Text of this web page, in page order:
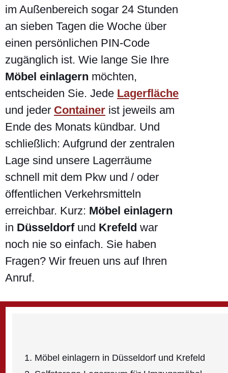
im Außenbereich sogar 24 Stunden
an sieben Tagen die Woche über
einen persönlichen PIN-Code
zugänglich ist. Wie lange Sie Ihre
Möbel einlagern möchten,
entscheiden Sie. Jede Lagerfläche
und jeder Container ist jeweils am
Ende des Monats kündbar. Und
schließlich: Aufgrund der zentralen
Lage sind unsere Lagerräume
schnell mit dem Pkw und / oder
öffentlichen Verkehrsmitteln
erreichbar. Kurz: Möbel einlagern
in Düsseldorfund Krefeld war
noch nie so einfach. Sie haben
Fragen? Wir freuen uns auf Ihren
Anruf.
Möbel einlagern in Düsseldorf und Krefeld